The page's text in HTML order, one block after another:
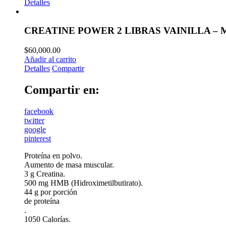
Detalles
CREATINE POWER 2 LIBRAS VAINILLA –
$60,000.00
Añadir al carrito
Detalles Compartir
Compartir en:
facebook
twitter
google
pinterest
Proteína en polvo.
Aumento de masa muscular.
3 g Creatina.
500 mg HMB (Hidroximetilbutirato).
44 g por porción
de proteína
.
1050 Calorías.